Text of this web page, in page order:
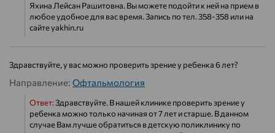
Яхина Лейсан Рашитовна. Вы можете подойти к ней на прием в
любое удобное для вас время. Запись по тел. 358-358 или на
сайте yakhin.ru
Здравствуйте, у вас можно проверить зрение у ребенка 6 лет?
Направление: Офтальмология
Ответ:Здравствуйте. В нашей клинике проверить зрение у
ребенка можно только начиная от 7 лет и старше. В данном
случае Вам лучше обратиться в детскую поликлинику по